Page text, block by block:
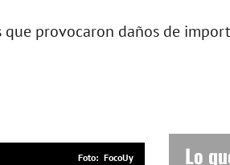
provocaron daños de
FocoUy Lo